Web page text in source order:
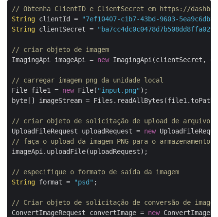
// Obtenha ClientID e ClientSecret em https://
String clientId =
"7ef10407-c1b7-43bd-9603-
String clientSecret =
// criar objeto de imagem
ImagingApi imageApi = new ImagingApi(clientSecret,
// carregar imagem png da unidade local
File file1 = new File( "input.png" );
byte[] imageStream =
// criar objeto de solicitação de upload de arquivo
UploadFileRequest uploadRequest = new
// faça o upload da imagem PNG para o armazenamento
imageApi.uploadFile(uploadRequest);
// especifique o formato de saída da imagem
String format = "psd" ;
// Criar objeto de solicitação de conversão de imagem
ConvertImageRequest convertImage = new